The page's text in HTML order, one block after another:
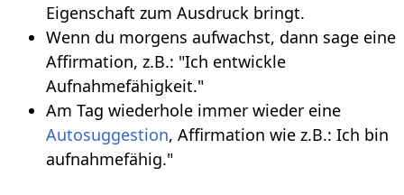
Eigenschaft zum Ausdruck bringt.
Wenn du morgens aufwachst, dann sage eine
Affirmation, z.B.: "Ich entwickle
Aufnahmefähigkeit."
Am Tag wiederhole immer wieder eine
Autosuggestion, Affirmation wie z.B.: Ich bin
aufnahmefähig."